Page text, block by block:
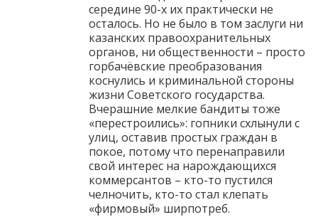
середине 90-х их практически не
осталось. Но не было в том заслуги ни
казанских правоохранительных
органов, ни общественности – просто
горбачёвские преобразования
коснулись и криминальной стороны
жизни Советского государства.
Вчерашние мелкие бандиты тоже
«перестроились»: гопники схлынули с
улиц, оставив простых граждан в
покое, потому что перенаправили
свой интерес на нарождающихся
коммерсантов – кто-то пустился
челночить, кто-то стал клепать
«фирмовый» ширпотреб.